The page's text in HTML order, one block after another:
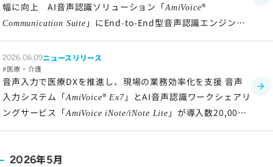
幅に向上 AI音声認識ソリューション「AmiVoice®
Communication Suite 」にEnd-to-End型音声認識エンジンを
追加
2026.06.09ニュースリリース
医療・介護
音声入力で医療DXを推進し、現場の業務効率化を支援 音声
入力システム「AmiVoice®Ex7」とAI音声認識ワークシェアリ
ングサービス「AmiVoice iNote/iNote Lite 」が導入数20,000
施設突破！
2026年5月